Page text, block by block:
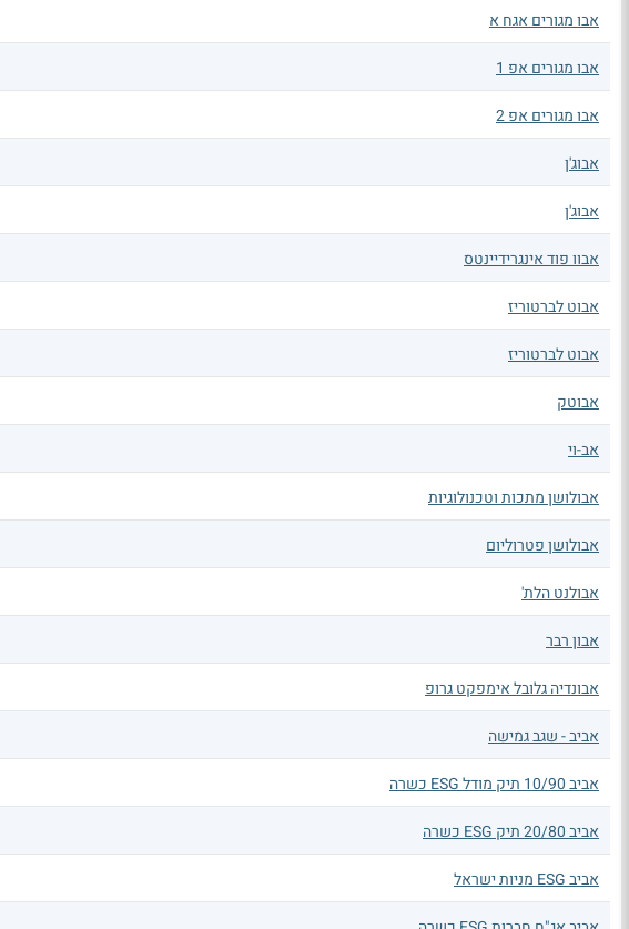
אבו מגורים אגח א
אבו מגורים אפ 1
אבו מגורים אפ 2
אבוג'ן
אבוג'ן
אבוו פוד אינגרידיינטס
אבוט לברטוריז
אבוט לברטוריז
אבוטק
אב-וי
אבולושן מתכות וטכנולוגיות
אבולושן פטרוליום
אבולנט הלת'
אבון רבר
אבונדיה גלובל אימפקט גרופ
אביב - שגב גמישה
אביב 10/90 תיק מודל ESG כשרה
אביב 20/80 תיק ESG כשרה
אביב ESG מניות ישראל